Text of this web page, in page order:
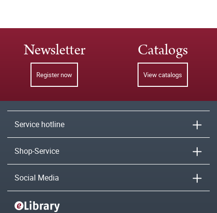
Newsletter
Register now
Catalogs
View catalogs
Service hotline
Shop-Service
Social Media